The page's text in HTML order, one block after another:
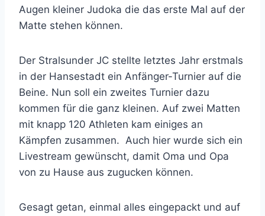
Augen kleiner Judoka die das erste Mal auf der
Matte stehen können.
Der Stralsunder JC stellte letztes Jahr erstmals
in der Hansestadt ein Anfänger-Turnier auf die
Beine. Nun soll ein zweites Turnier dazu
kommen für die ganz kleinen. Auf zwei Matten
mit knapp 120 Athleten kam einiges an
Kämpfen zusammen. Auch hier wurde sich ein
Livestream gewünscht, damit Oma und Opa
von zu Hause aus zugucken können.
Gesagt getan, einmal alles eingepackt und auf